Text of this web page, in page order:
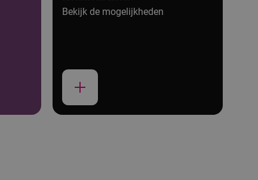
Bekijk de mogelijkheden